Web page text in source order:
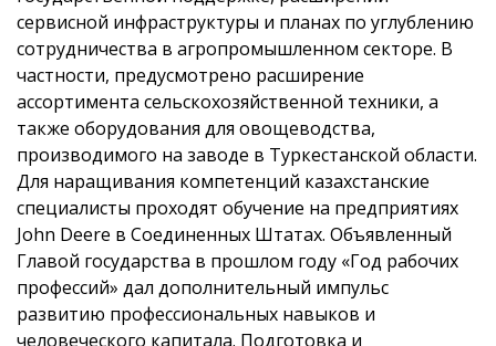
сервисной инфраструктуры и планах по углублению
сотрудничества в агропромышленном секторе. В
частности, предусмотрено расширение
ассортимента сельскохозяйственной техники, а
также оборудования для овощеводства,
производимого на заводе в Туркестанской области.
Для наращивания компетенций казахстанские
специалисты проходят обучение на предприятиях
John Deere в Соединенных Штатах. Объявленный
Главой государства в прошлом году «Год рабочих
профессий» дал дополнительный импульс
развитию профессиональных навыков и
человеческого капитала. Подготовка и